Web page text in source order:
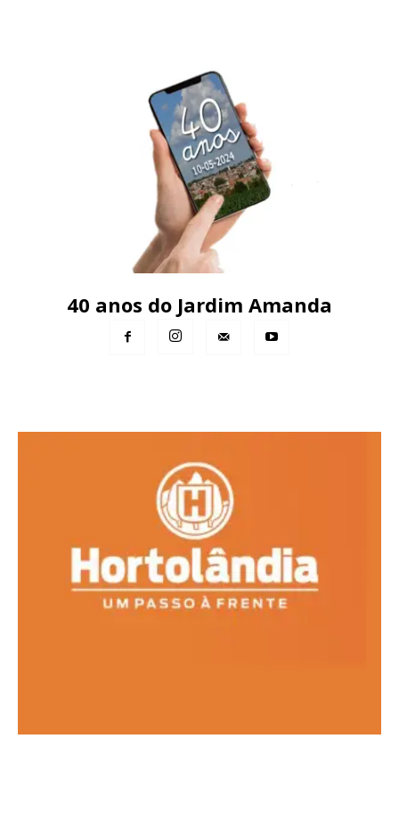
40 anos do Jardim Amanda